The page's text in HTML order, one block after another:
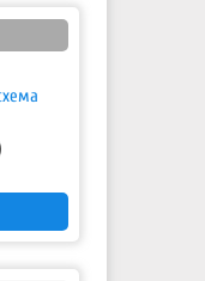
(гор.)